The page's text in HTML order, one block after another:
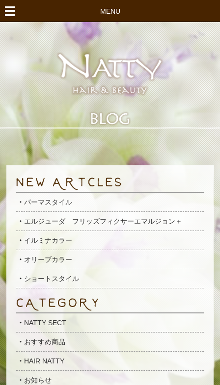
MENU
パーマスタイル
エルジューダ フリッズフィクサーエマルジョン＋
イルミナカラー
オリーブカラー
ショートスタイル
NATTY SECT
おすすめ商品
HAIR NATTY
お知らせ